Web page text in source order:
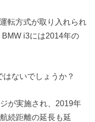
転方式が取り入れられ
i3には2014年の
ないでしょうか？
が実施され、2019年
続距離の延長も延